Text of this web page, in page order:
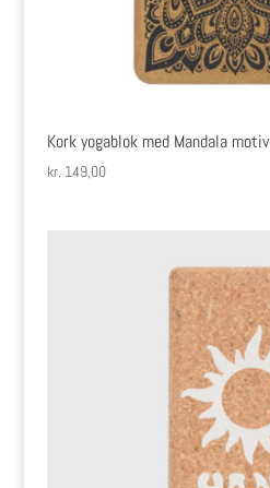
Kork yogablok med Mandala motiv
kr. 149,00